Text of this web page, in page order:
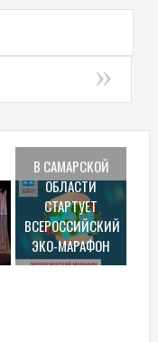
В САМАРСКОЙ
ОБЛАСТИ
СТАРТУЕТ
ВСЕРОССИЙСКИЙ
ЭКО-МАРАФОН